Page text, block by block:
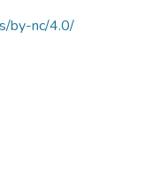
by-nc/4.0/